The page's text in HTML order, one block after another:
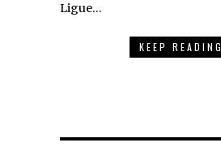
Ligue…
KEEP READING